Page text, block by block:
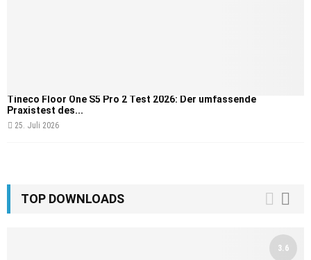
Tineco Floor One S5 Pro 2 Test 2026: Der umfassende
Praxistest des...
25. Juli 2026
TOP DOWNLOADS
3.6